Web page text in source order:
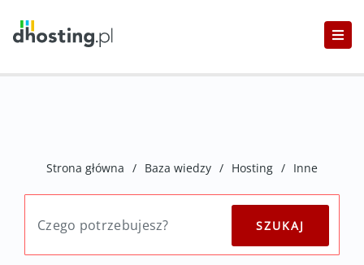
Strona główna / Baza wiedzy / Hosting / Inne